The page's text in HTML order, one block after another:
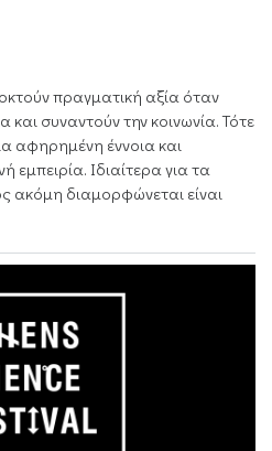
πραγματική αξία όταν
συναντούν την κοινωνία. Τότε
αφηρημένη έννοια και
εμπειρία. Ιδιαίτερα για τα
ακόμη διαμορφώνεται είναι